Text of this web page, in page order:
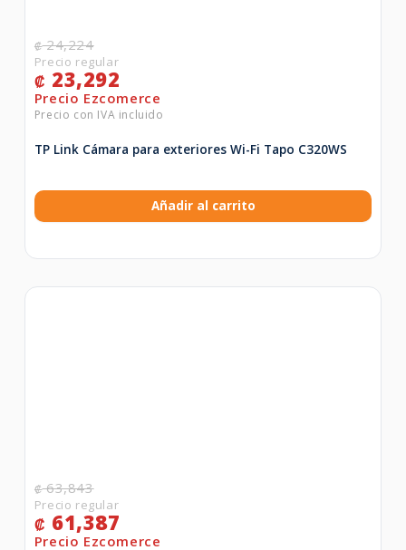
₡24,224
₡ 23,292
TP Link Cámara para exteriores Wi-Fi Tapo C320WS
Añadir al carrito
₡63,843
₡ 61,387